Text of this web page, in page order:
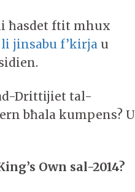
ħasdet ftit mhux
li jinsabu f’kirja u
Drittijiet tal-
bħala kumpens? U
Own sal-2014?